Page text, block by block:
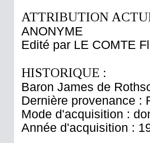
ATTRIBUTION
ANONYME
Edité par LE COMTE
HISTORIQUE :
Baron James de
Dernière provenance :
Mode d'acquisition :
Année d'acquisition :